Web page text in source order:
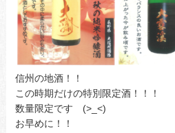
信州の地酒！！
この時期だけの特別限定酒！！！
数量限定です (>_<)
お早めに！！